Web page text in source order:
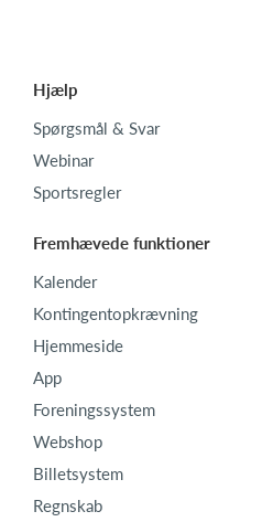
Hjælp
Spørgsmål & Svar
Webinar
Sportsregler
Fremhævede funktioner
Kalender
Kontingentopkrævning
Hjemmeside
App
Foreningssystem
Webshop
Billetsystem
Regnskab